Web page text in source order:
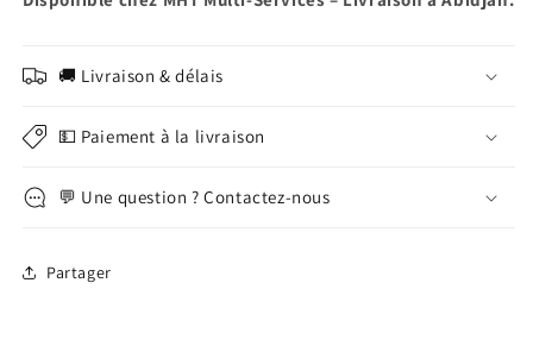
🚚 Livraison & délais
💵 Paiement à la livraison
💬 Une question ? Contactez-nous
Partager